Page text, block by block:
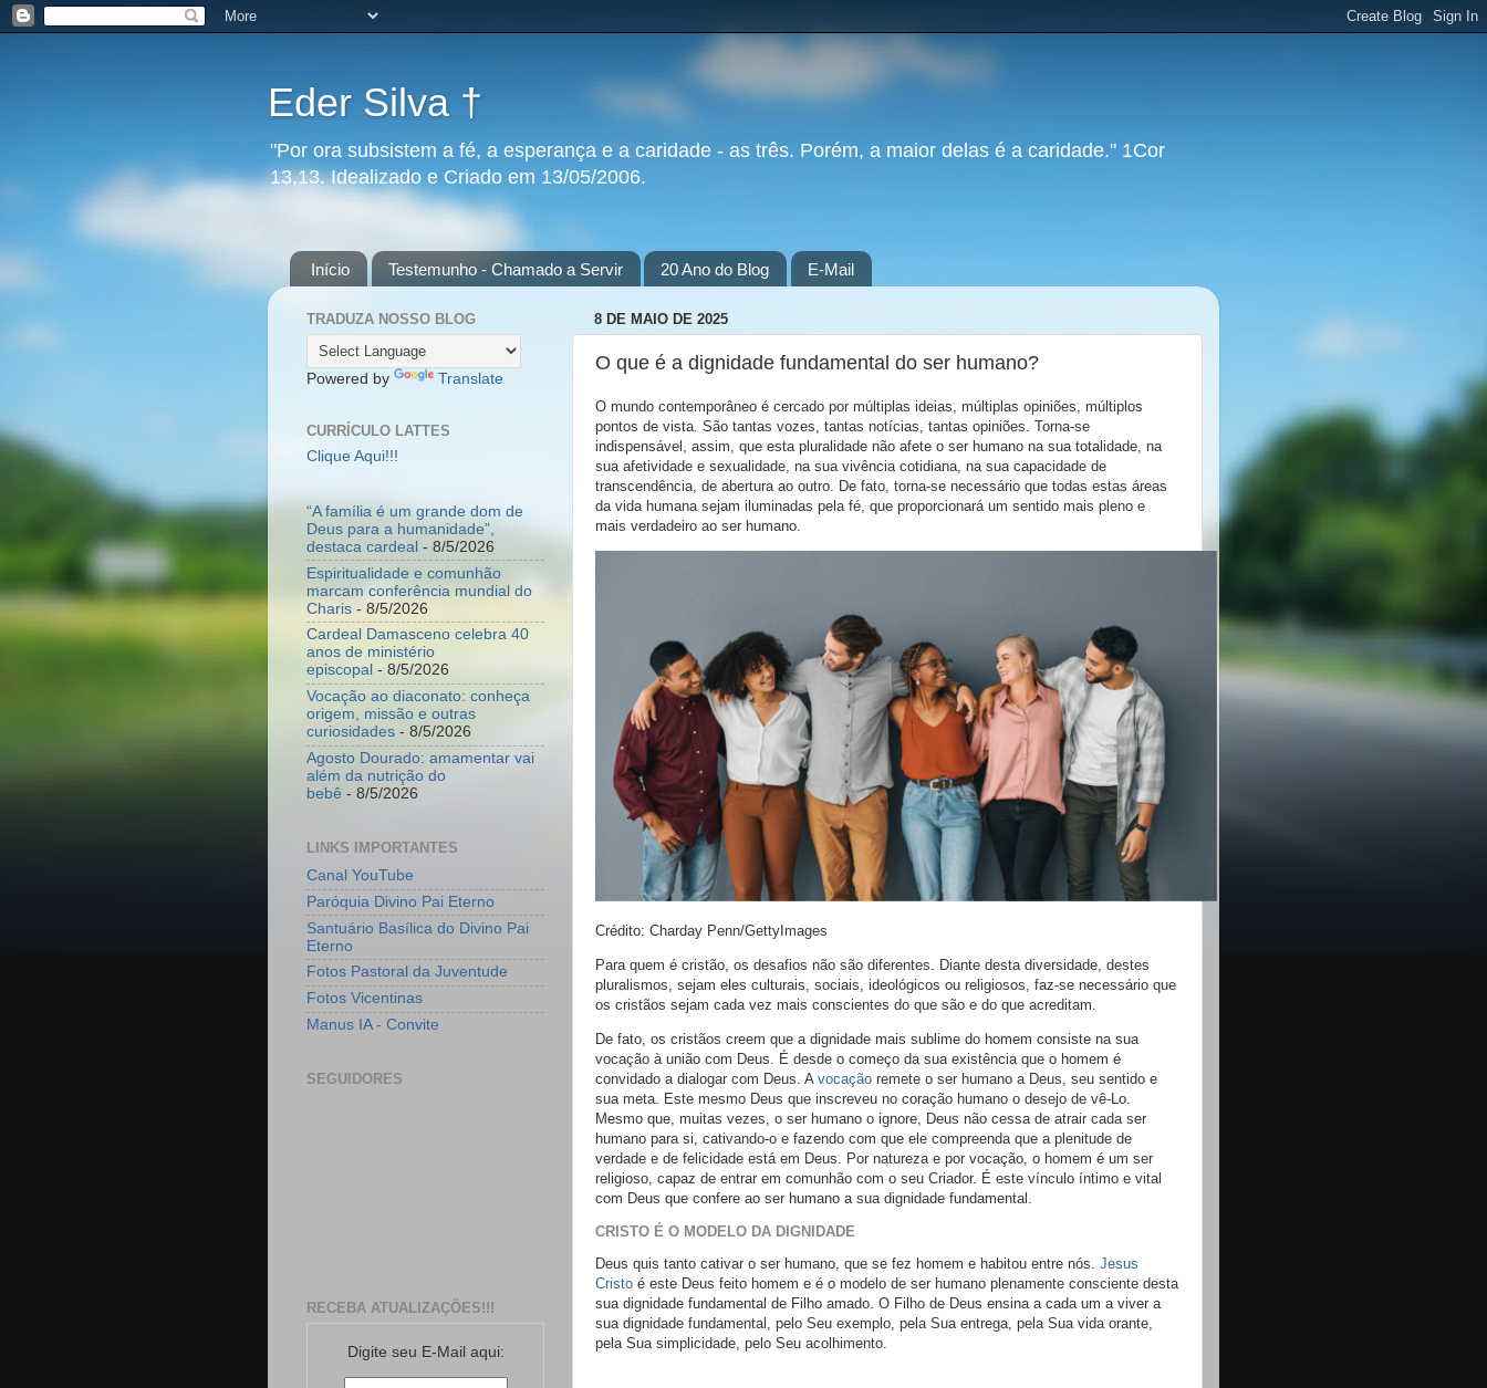
Eder Silva †
"Por ora subsistem a fé, a esperança e a caridade - as três. Porém, a maior delas é a caridade." 1Cor
13,13. Idealizado e Criado em 13/05/2006.
Início Testemunho - Chamado a Servir 20 Ano do Blog E-Mail
8 DE MAIO DE 2025
O que é a dignidade fundamental do ser humano?
O mundo contemporâneo é cercado por múltiplas ideias, múltiplas opiniões, múltiplos
pontos de vista. São tantas vozes, tantas notícias, tantas opiniões. Torna-se
indispensável, assim, que esta pluralidade não afete o ser humano na sua totalidade, na
sua afetividade e sexualidade, na sua vivência cotidiana, na sua capacidade de
transcendência, de abertura ao outro. De fato, torna-se necessário que todas estas áreas
da vida humana sejam iluminadas pela fé, que proporcionará um sentido mais pleno e
mais verdadeiro ao ser humano.
Crédito: Charday Penn/GettyImages
Para quem é cristão, os desafios não são diferentes. Diante desta diversidade, destes
pluralismos, sejam eles culturais, sociais, ideológicos ou religiosos, faz-se necessário que
os cristãos sejam cada vez mais conscientes do que são e do que acreditam.
De fato, os cristãos creem que a dignidade mais sublime do homem consiste na sua
vocação à união com Deus. É desde o começo da sua existência que o homem é
convidado a dialogar com Deus. A vocação remete o ser humano a Deus, seu sentido e
sua meta. Este mesmo Deus que inscreveu no coração humano o desejo de vê-Lo.
Mesmo que, muitas vezes, o ser humano o ignore, Deus não cessa de atrair cada ser
humano para si, cativando-o e fazendo com que ele compreenda que a plenitude de
verdade e de felicidade está em Deus. Por natureza e por vocação, o homem é um ser
religioso, capaz de entrar em comunhão com o seu Criador. É este vínculo íntimo e vital
com Deus que confere ao ser humano a sua dignidade fundamental.
CRISTO É O MODELO DA DIGNIDADE
Deus quis tanto cativar o ser humano, que se fez homem e habitou entre nós. Jesus
Cristo é este Deus feito homem e é o modelo de ser humano plenamente consciente desta
sua dignidade fundamental de Filho amado. O Filho de Deus ensina a cada um a viver a
sua dignidade fundamental, pelo Seu exemplo, pela Sua entrega, pela Sua vida orante,
pela Sua simplicidade, pelo Seu acolhimento.
TRADUZA NOSSO BLOG
Powered by Translate
CURRÍCULO LATTES
Clique Aqui!!!
“A família é um grande dom de
Deus para a humanidade”,
destaca cardeal - 8/5/2026
Espiritualidade e comunhão
marcam conferência mundial do
Charis - 8/5/2026
Cardeal Damasceno celebra 40
anos de ministério
episcopal - 8/5/2026
Vocação ao diaconato: conheça
origem, missão e outras
curiosidades - 8/5/2026
Agosto Dourado: amamentar vai
além da nutrição do
bebê - 8/5/2026
LINKS IMPORTANTES
Canal YouTube
Paróquia Divino Pai Eterno
Santuário Basílica do Divino Pai
Eterno
Fotos Pastoral da Juventude
Fotos Vicentinas
Manus IA - Convite
SEGUIDORES
RECEBA ATUALIZAÇÕES!!!
Digite seu E-Mail aqui: